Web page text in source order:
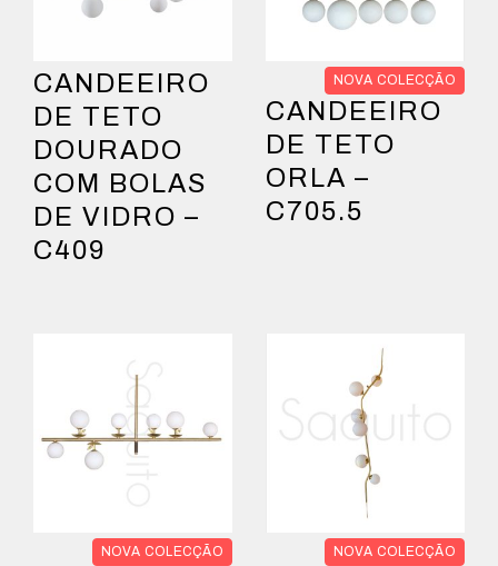
CANDEEIRO
DE TETO
DOURADO
COM BOLAS
DE VIDRO –
C409
NOVA COLECÇÃO
CANDEEIRO
DE TETO
ORLA –
C705.5
NOVA COLECÇÃO NOVA COLECÇÃO